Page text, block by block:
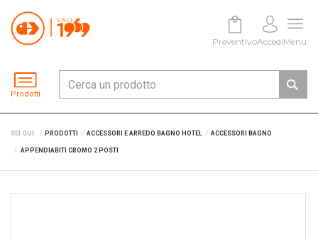
Prodotti
PreventivoAccediMenu
SEI QUI: PRODOTTI ACCESSORI E ARREDO BAGNO HOTEL ACCESSORI BAGNO
APPENDIABITI CROMO 2 POSTI